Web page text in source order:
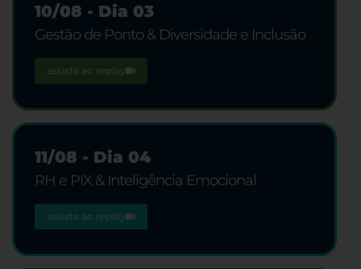
10/08 - Dia 03
Gestão de Ponto & Diversidade e Inclusão
assista ao replay
11/08 - Dia 04
RH e PIX & Inteligência Emocional
assista ao replay